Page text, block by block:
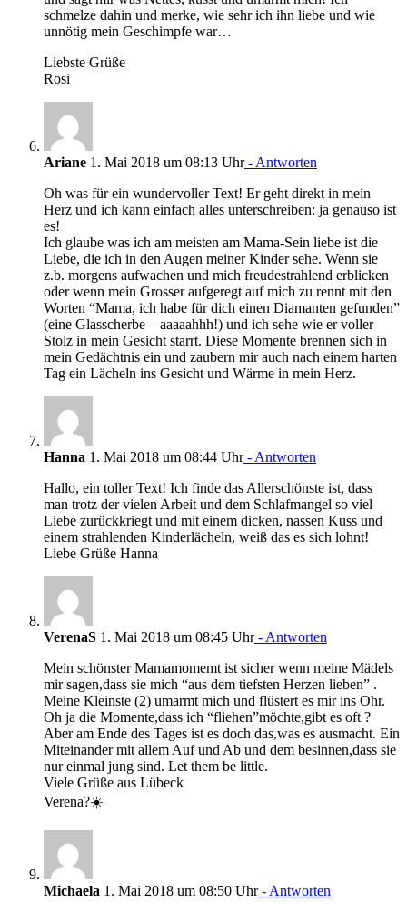
schmelze dahin und merke, wie sehr ich ihn liebe und wie
unnötig mein Geschimpfe war…
Liebste Grüße
Rosi
Ariane 1. Mai 2018 um 08:13 Uhr- Antworten
Oh was für ein wundervoller Text! Er geht direkt in mein
Herz und ich kann einfach alles unterschreiben: ja genauso ist
es!
Ich glaube was ich am meisten am Mama-Sein liebe ist die
Liebe, die ich in den Augen meiner Kinder sehe. Wenn sie
z.b. morgens aufwachen und mich freudestrahlend erblicken
oder wenn mein Grosser aufgeregt auf mich zu rennt mit den
Worten “Mama, ich habe für dich einen Diamanten gefunden”
(eine Glasscherbe – aaaaahhh!) und ich sehe wie er voller
Stolz in mein Gesicht starrt. Diese Momente brennen sich in
mein Gedächtnis ein und zaubern mir auch nach einem harten
Tag ein Lächeln ins Gesicht und Wärme in mein Herz.
Hanna 1. Mai 2018 um 08:44 Uhr- Antworten
Hallo, ein toller Text! Ich finde das Allerschönste ist, dass
man trotz der vielen Arbeit und dem Schlafmangel so viel
Liebe zurückkriegt und mit einem dicken, nassen Kuss und
einem strahlenden Kinderlächeln, weiß das es sich lohnt!
Liebe Grüße Hanna
VerenaS 1. Mai 2018 um 08:45 Uhr- Antworten
Mein schönster Mamamomemt ist sicher wenn meine Mädels
mir sagen,dass sie mich “aus dem tiefsten Herzen lieben” .
Meine Kleinste (2) umarmt mich und flüstert es mir ins Ohr.
Oh ja die Momente,dass ich “fliehen”möchte,gibt es oft ?
Aber am Ende des Tages ist es doch das,was es ausmacht. Ein
Miteinander mit allem Auf und Ab und dem besinnen,dass sie
nur einmal jung sind. Let them be little.
Viele Grüße aus Lübeck
Verena?☀️
Michaela 1. Mai 2018 um 08:50 Uhr- Antworten